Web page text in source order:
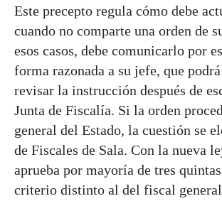
Este precepto regula cómo debe
cuando no comparte una orden de
esos casos, debe comunicarlo por
forma razonada a su jefe, que
revisar la instrucción después de
Junta de Fiscalía. Si la orden
general del Estado, la cuestión se
de Fiscales de Sala. Con la nueva
aprueba por mayoría de tres
criterio distinto al del fiscal